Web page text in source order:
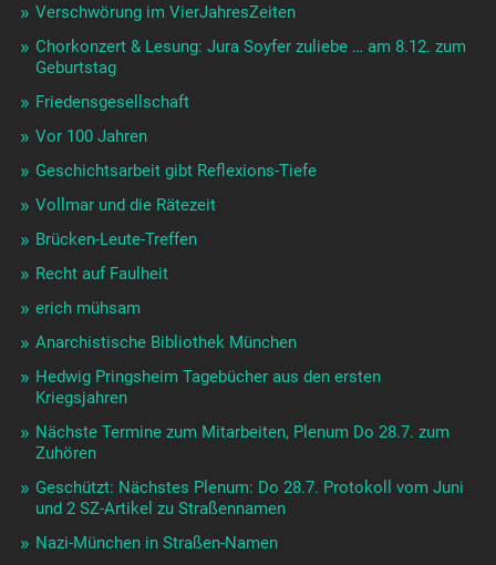
Verschwörung im VierJahresZeiten
Chorkonzert & Lesung: Jura Soyfer zuliebe … am 8.12. zum
Geburtstag
Friedensgesellschaft
Vor 100 Jahren
Geschichtsarbeit gibt Reflexions-Tiefe
Vollmar und die Rätezeit
Brücken-Leute-Treffen
Recht auf Faulheit
erich mühsam
Anarchistische Bibliothek München
Hedwig Pringsheim Tagebücher aus den ersten
Kriegsjahren
Nächste Termine zum Mitarbeiten, Plenum Do 28.7. zum
Zuhören
Geschützt: Nächstes Plenum: Do 28.7. Protokoll vom Juni
und 2 SZ-Artikel zu Straßennamen
Nazi-München in Straßen-Namen